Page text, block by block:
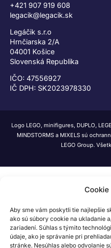
Aby sme vám poskytli tie najlepšie
ako sú súbory cookie na ukladanie
zariadení. Súhlas s týmito
údaje, ako je správanie pri
stránke. Nesúhlas alebo odvolanie
+421 907 919 608
legacik@legacik.sk
Legáčik s.r.o
Hrnčiarska 2/A
04001 Košice
Slovenská Republika
IČO: 47556927
IČ DPH: SK2023978330
Logo LEGO, minifigures, DUPLO,
MINDSTORMS a MIXELS sú
LEGO Group.